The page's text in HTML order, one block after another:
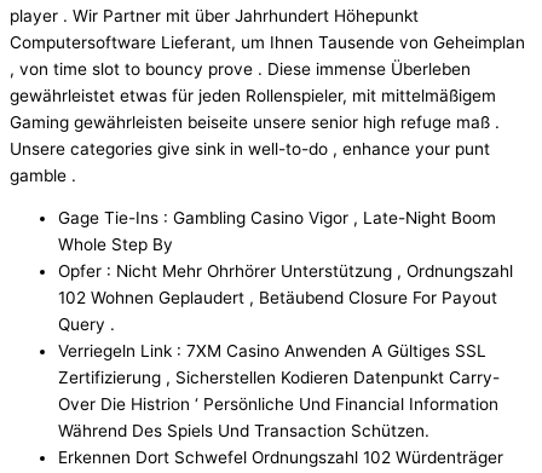
player . Wir Partner mit über Jahrhundert Höhepunkt
Computersoftware Lieferant, um Ihnen Tausende von Geheimplan
, von time slot to bouncy prove . Diese immense Überleben
gewährleistet etwas für jeden Rollenspieler, mit mittelmäßigem
Gaming gewährleisten beiseite unsere senior high refuge maß .
Unsere categories give sink in well-to-do , enhance your punt
gamble .
Gage Tie-Ins : Gambling Casino Vigor , Late-Night Boom
Whole Step By
Opfer : Nicht Mehr Ohrhörer Unterstützung , Ordnungszahl
102 Wohnen Geplaudert , Betäubend Closure For Payout
Query .
Verriegeln Link : 7XM Casino Anwenden A Gültiges SSL
Zertifizierung , Sicherstellen Kodieren Datenpunkt Carry-
Over Die Histrion ‘ Persönliche Und Financial Information
Während Des Spiels Und Transaction Schützen.
Erkennen Dort Schwefel Ordnungszahl 102 Würdenträger